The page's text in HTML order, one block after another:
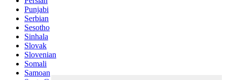
Punjabi
Serbian
Sesotho
Sinhala
Slovak
Slovenian
Somali
Samoan